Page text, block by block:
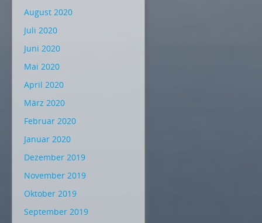
August 2020
Juli 2020
Juni 2020
Mai 2020
April 2020
März 2020
Februar 2020
Januar 2020
Dezember 2019
November 2019
Oktober 2019
September 2019